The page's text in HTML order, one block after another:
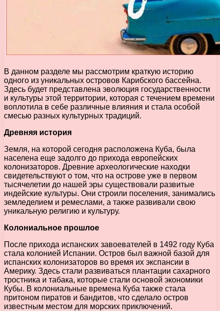
В данном разделе мы рассмотрим краткую историю
одного из уникальных островов Карибского бассейна.
Здесь будет представлена эволюция государственности
и культуры этой территории, которая с течением времени
воплотила в себе различные влияния и стала особой
смесью разных культурных традиций.
Древняя история
Земля, на которой сегодня расположена Куба, была
населена еще задолго до прихода европейских
колонизаторов. Древние археологические находки
свидетельствуют о том, что на острове уже в первом
тысячелетии до нашей эры существовали развитые
индейские культуры. Они строили поселения, занимались
земледелием и ремеслами, а также развивали свою
уникальную религию и культуру.
Колониальное прошлое
После прихода испанских завоевателей в 1492 году Куба
стала колонией Испании. Остров был важной базой для
испанских колонизаторов во время их экспансии в
Америку. Здесь стали развиваться плантации сахарного
тростника и табака, которые стали основой экономики
Кубы. В колониальные времена Куба также стала
притоном пиратов и бандитов, что сделало остров
известным местом для морских приключений.